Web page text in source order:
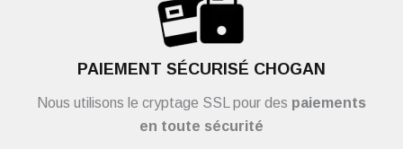
PAIEMENT SÉCURISÉ CHOGAN
Nous utilisons le cryptage SSL pour des paiements
en toute sécurité